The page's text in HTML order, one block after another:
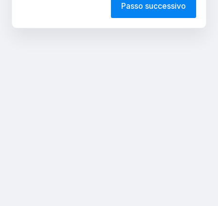
Passo successivo